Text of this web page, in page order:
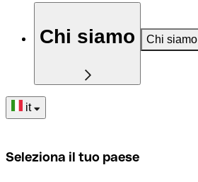
Chi siamo Chi siamo
it
Seleziona il tuo paese